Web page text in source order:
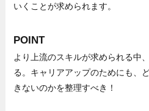
いくことが求められます。
POINT
より上流のスキルが求められる中
る。キャリアアップのためにも、
きないのかを整理すべき！